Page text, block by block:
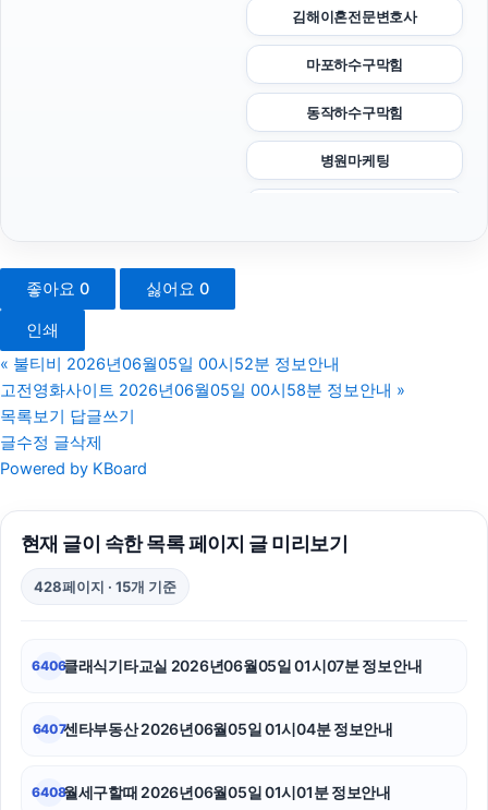
김해이혼전문변호사
마포하수구막힘
동작하수구막힘
병원마케팅
부산휴대폰성지
서초구하수구막힘
구리하수구막힘
이혼전문변호사
좋아요 0 싫어요 0
인쇄
« 불티비 2026년06월05일 00시52분 정보안내
고전영화사이트 2026년06월05일 00시58분 정보안내 »
목록보기 답글쓰기
글수정 글삭제
Powered by KBoard
현재 글이 속한 목록 페이지 글 미리보기
428페이지 · 15개 기준
6406클래식기타교실 2026년06월05일 01시07분 정보안내
6407센타부동산 2026년06월05일 01시04분 정보안내
6408월세구할때 2026년06월05일 01시01분 정보안내